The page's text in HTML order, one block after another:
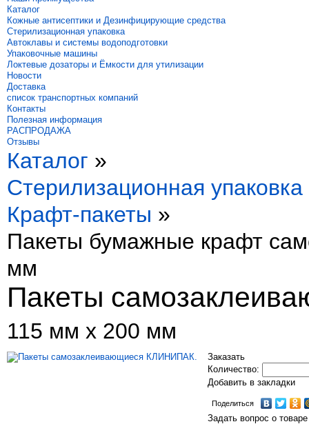
Каталог
Кожные антисептики и Дезинфицирующие средства
Стерилизационная упаковка
Автоклавы и системы водоподготовки
Упаковочные машины
Локтевые дозаторы и Ёмкости для утилизации
Новости
Доставка
список транспортных компаний
Контакты
Полезная информация
РАСПРОДАЖА
Отзывы
Каталог »
Стерилизационная упаковка
Крафт-пакеты »
Пакеты бумажные крафт
мм
Пакеты
115 мм х 200 мм
Заказать
Количество:
Добавить в закладки
Поделиться
Задать вопрос о товаре